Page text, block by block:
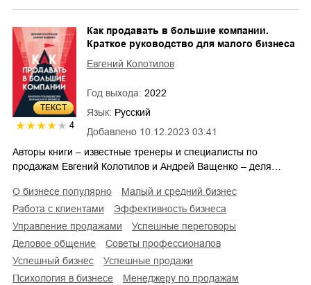
ТЕКСТ
4
Добавлено 10.12.2023 03:41
Как продавать в большие компании.
Краткое руководство для малого бизнеса
Евгений Колотилов
Год выхода: 2022
Язык: Русский
Авторы книги – известные тренеры и специалисты по
продажам Евгений Колотилов и Андрей Ващенко – деля…
о бизнесе популярно
малый и средний бизнес
работа с клиентами
эффективность бизнеса
управление продажами
успешные переговоры
деловое общение
советы профессионалов
успешный бизнес
успешные продажи
психология в бизнесе
менеджеру по продажам